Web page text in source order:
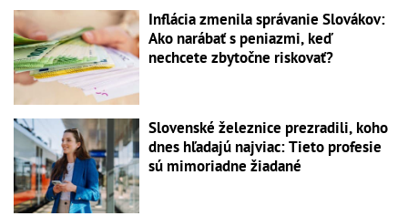
Inflácia zmenila správanie Slovákov:
Ako narábať s peniazmi, keď
nechcete zbytočne riskovať?
Slovenské železnice prezradili, koho
dnes hľadajú najviac: Tieto profesie
sú mimoriadne žiadané